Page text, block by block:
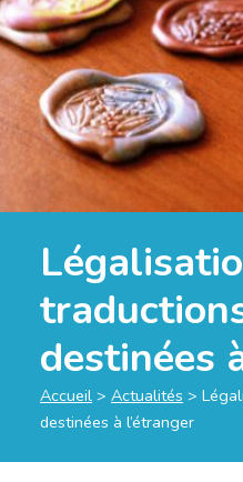
destinées
Accueil > Actualités >
destinées à l’étranger